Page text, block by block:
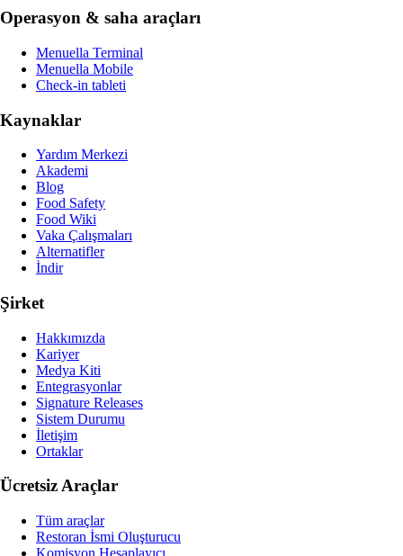
Operasyon & saha araçları
Menuella Terminal
Menuella Mobile
Check-in tableti
Kaynaklar
Yardım Merkezi
Akademi
Blog
Food Safety
Food Wiki
Vaka Çalışmaları
Alternatifler
İndir
Şirket
Hakkımızda
Kariyer
Medya Kiti
Entegrasyonlar
Signature Releases
Sistem Durumu
İletişim
Ortaklar
Ücretsiz Araçlar
Tüm araçlar
Restoran İsmi Oluşturucu